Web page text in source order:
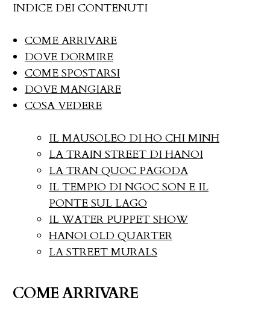
INDICE DEI CONTENUTI
COME ARRIVARE
DOVE DORMIRE
COME SPOSTARSI
DOVE MANGIARE
COSA VEDERE
IL MAUSOLEO DI HO CHI MINH
LA TRAIN STREET DI HANOI
LA TRAN QUOC PAGODA
IL TEMPIO DI NGOC SON E IL
PONTE SUL LAGO
IL WATER PUPPET SHOW
HANOI OLD QUARTER
LA STREET MURALS
COME ARRIVARE